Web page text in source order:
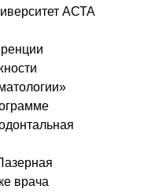
АСТА
врача